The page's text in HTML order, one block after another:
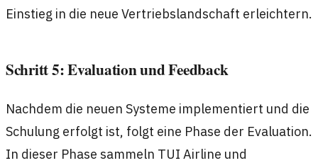
Einstieg in die neue Vertriebslandschaft erleichtern.
Schritt 5: Evaluation und Feedback
Nachdem die neuen Systeme implementiert und die
Schulung erfolgt ist, folgt eine Phase der Evaluation.
In dieser Phase sammeln TUI Airline und